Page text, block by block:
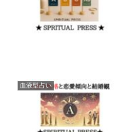
血液型占い